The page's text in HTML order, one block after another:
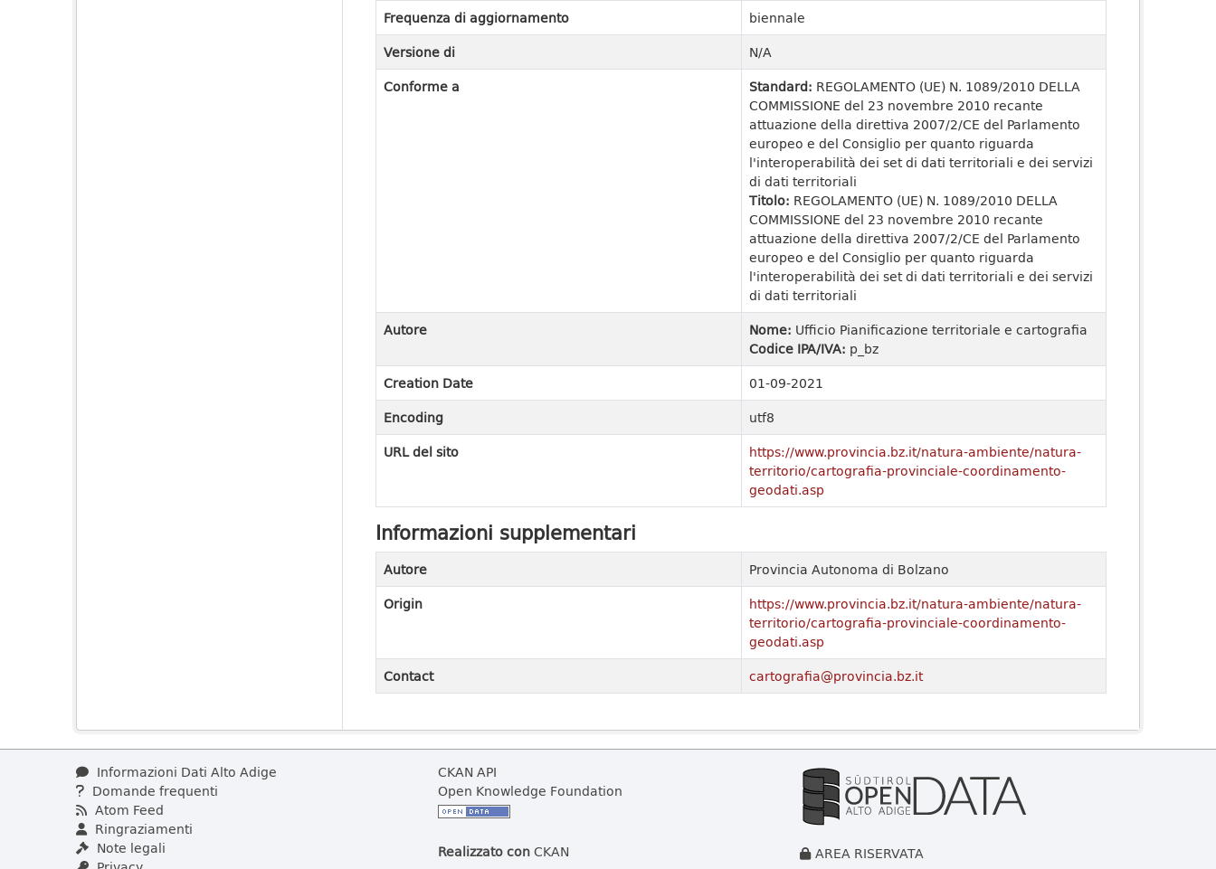
Frequenza di aggiornamento
biennale
Versione di
N/A
Conforme a
Standard: REGOLAMENTO (UE) N. 1089/2010 DELLA
COMMISSIONE del 23 novembre 2010 recante
attuazione della direttiva 2007/2/CE del Parlamento
europeo e del Consiglio per quanto riguarda
l'interoperabilità dei set di dati territoriali e dei servizi
di dati territoriali
Titolo: REGOLAMENTO (UE) N. 1089/2010 DELLA
COMMISSIONE del 23 novembre 2010 recante
attuazione della direttiva 2007/2/CE del Parlamento
europeo e del Consiglio per quanto riguarda
l'interoperabilità dei set di dati territoriali e dei servizi
di dati territoriali
Autore
Nome: Ufficio Pianificazione territoriale e cartografia
Codice IPA/IVA: p_bz
Creation Date
01-09-2021
Encoding
utf8
URL del sito
https://www.provincia.bz.it/natura-ambiente/natura-
territorio/cartografia-provinciale-coordinamento-
geodati.asp
Informazioni supplementari
Autore
Provincia Autonoma di Bolzano
Origin
https://www.provincia.bz.it/natura-ambiente/natura-
territorio/cartografia-provinciale-coordinamento-
geodati.asp
Contact
cartografia@provincia.bz.it
Informazioni Dati Alto Adige
Domande frequenti
Atom Feed
Ringraziamenti
Note legali
CKAN API
Open Knowledge Foundation
Realizzato conCKAN AREA RISERVATA